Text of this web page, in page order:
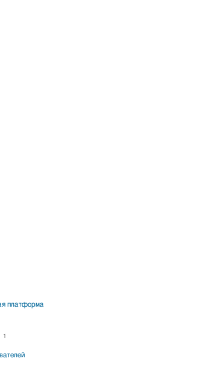
платформа
1